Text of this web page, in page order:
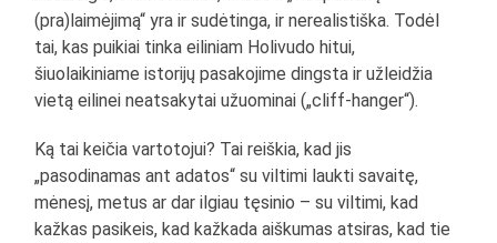
(pra)laimėjimą“ yra ir sudėtinga, ir nerealistiška. Todėl
tai, kas puikiai tinka eiliniam Holivudo hitui,
šiuolaikiniame istorijų pasakojime dingsta ir užleidžia
vietą eilinei neatsakytai užuominai („cliff-hanger“).
Ką tai keičia vartotojui? Tai reiškia, kad jis
„pasodinamas ant adatos“ su viltimi laukti savaitę,
mėnesį, metus ar dar ilgiau tęsinio – su viltimi, kad
kažkas pasikeis, kad kažkada aiškumas atsiras, kad tie